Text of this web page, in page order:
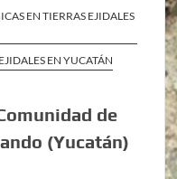
EN TIERRAS EJIDALES
EN YUCATÁN
de
(Yucatán)